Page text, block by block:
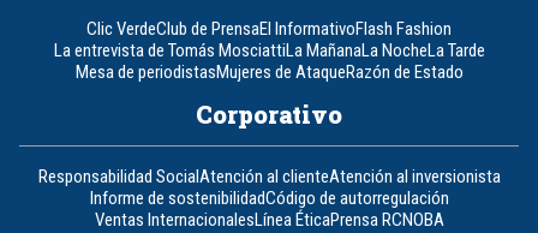
Clic VerdeClub de PrensaEl InformativoFlash Fashion
La entrevista de Tomás MosciattiLa MañanaLa NocheLa Tarde
Mesa de periodistasMujeres de AtaqueRazón de Estado
Corporativo
Responsabilidad SocialAtención al clienteAtención al inversionista
Informe de sostenibilidadCódigo de autorregulación
Ventas InternacionalesLínea ÉticaPrensa RCNOBA